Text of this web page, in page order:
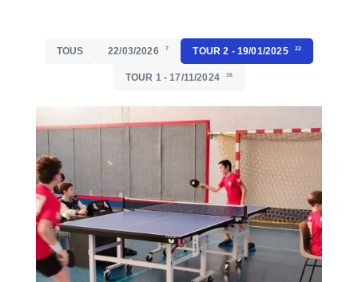
TOUS 22/03/2026 7 TOUR 2 - 19/01/2025 22
TOUR 1 - 17/11/2024 16